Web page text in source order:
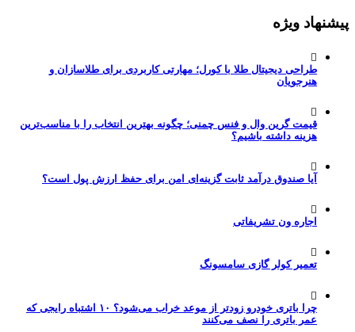
پیشنهاد ویژه
طراحی دیجیتال طلا با کورل؛ مهارتی کاربردی برای طلاسازان و
هنرجویان
قیمت گرین وال و فنس چمنی؛ چگونه بهترین انتخاب را با مناسب‌ترین
هزینه داشته باشیم؟
آیا صندوق درآمد ثابت گزینه‌ای امن برای حفظ ارزش پول است؟
اجاره ون تشریفاتی
تعمیر کولر گازی سامسونگ
چرا باتری خودرو زودتر از موعد خراب می‌شود؟ ۱۰ اشتباه رایجی که
عمر باتری را نصف می‌کنند